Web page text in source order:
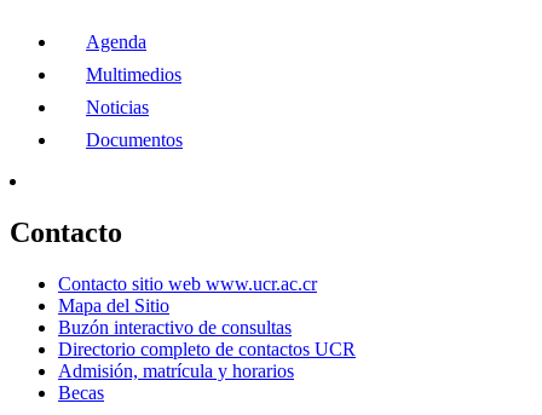
Agenda
Multimedios
Noticias
Documentos
Contacto
Contacto sitio web www.ucr.ac.cr
Mapa del Sitio
Buzón interactivo de consultas
Directorio completo de contactos UCR
Admisión, matrícula y horarios
Becas